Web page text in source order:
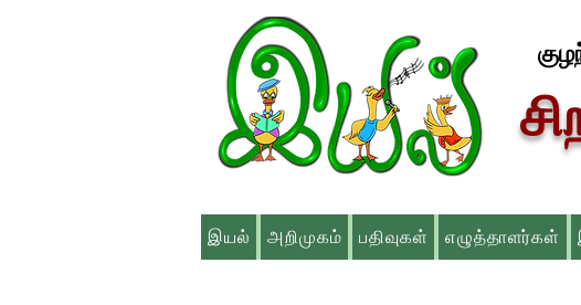
இயல் அறிமுகம் பதிவுகள் எழுத்தாளர்கள்